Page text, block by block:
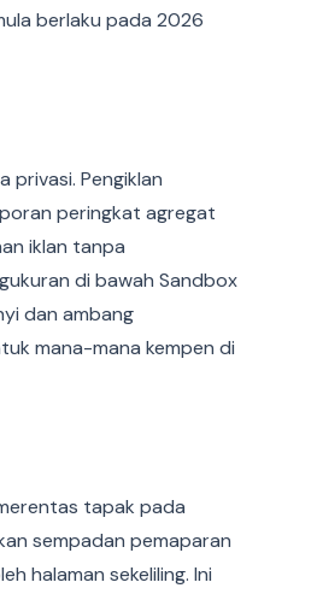
berlaku pada 2026
privasi. Pengiklan
peringkat agregat
iklan tanpa
di bawah Sandbox
dan ambang
mana-mana kempen di
tapak pada
sempadan pemaparan
halaman sekeliling. Ini